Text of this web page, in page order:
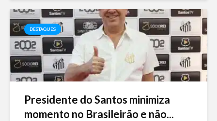
DESTAQUES
Presidente do Santos minimiza
momento no Brasileirão e não...